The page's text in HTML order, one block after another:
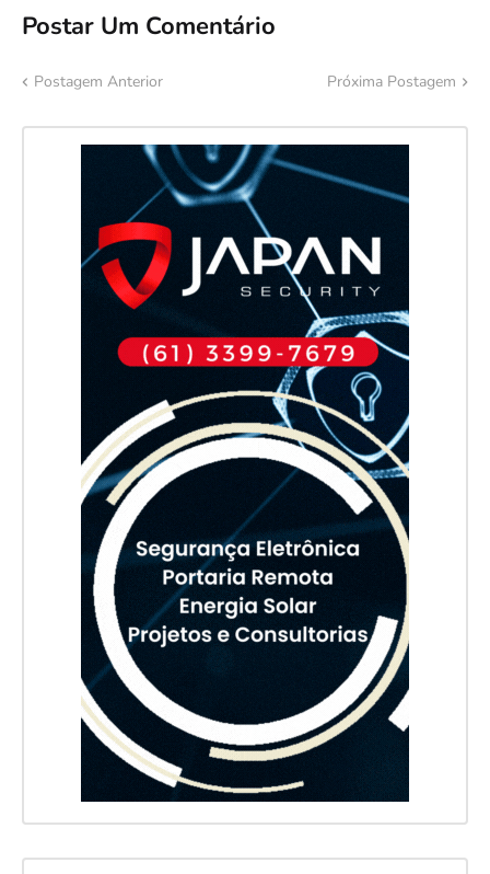
Postar Um Comentário
Postagem Anterior Próxima Postagem